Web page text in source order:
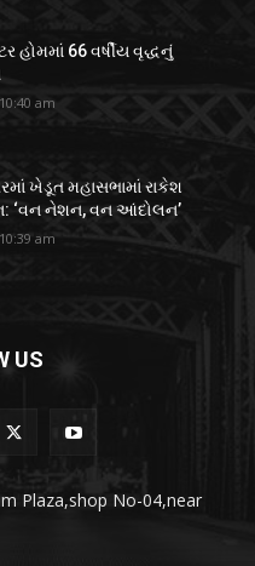
હોમમાં 66 વર્ષીય વૃદ્ધનું
am
ખેડૂત મહાસભામાં રાકેશ
‘વન નેશન, વન આંદોલન’
am
US
Plaza,shop No-04,near